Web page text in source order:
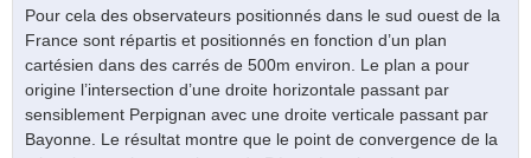
Pour cela des observateurs positionnés dans le sud ouest de la
France sont répartis et positionnés en fonction d’un plan
cartésien dans des carrés de 500m environ. Le plan a pour
origine l’intersection d’une droite horizontale passant par
sensiblement Perpignan avec une droite verticale passant par
Bayonne. Le résultat montre que le point de convergence de la